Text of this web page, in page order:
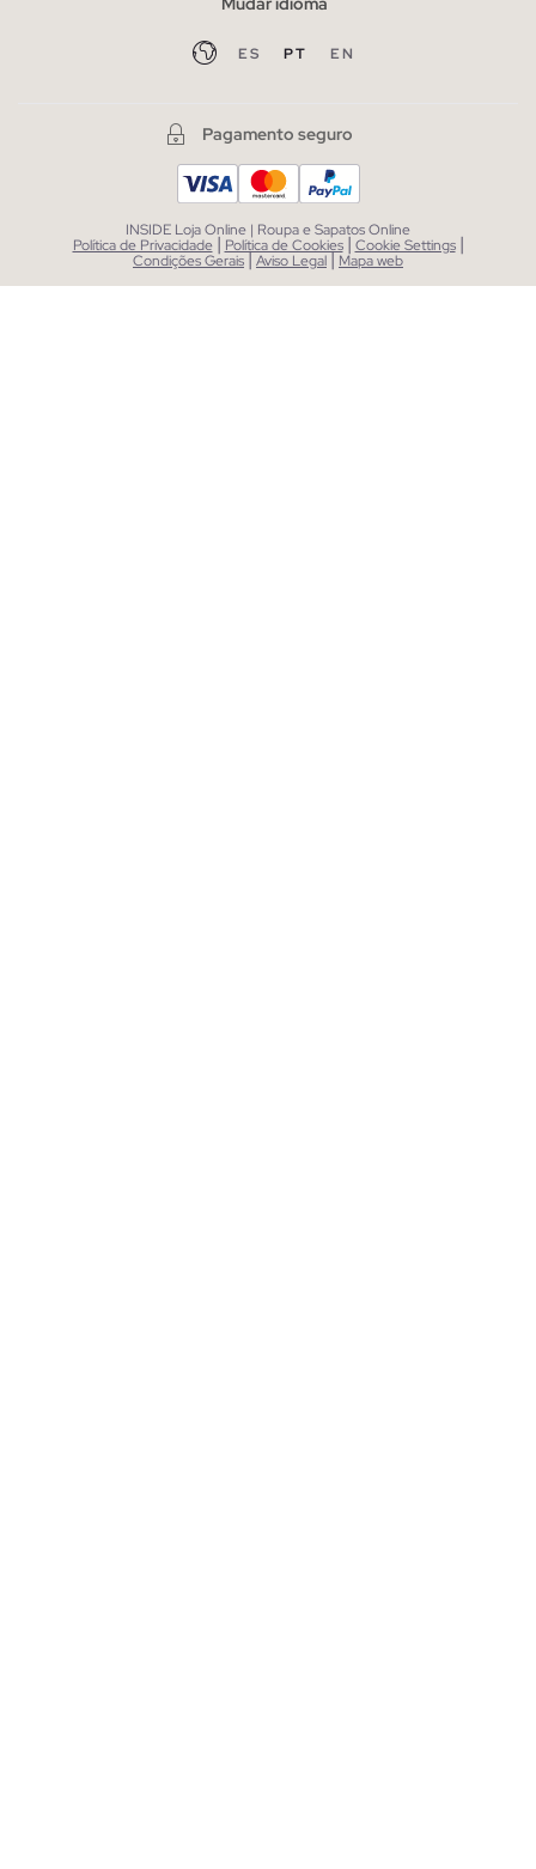
ES PT EN
Pagamento seguro
INSIDE Loja Online | Roupa e Sapatos Online
Política de Privacidade | Política de Cookies | Cookie Settings |
Condições Gerais|Aviso Legal| Mapa web